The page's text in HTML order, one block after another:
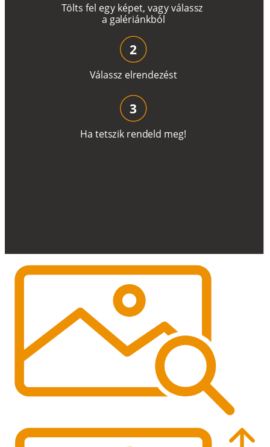
Tölts fel egy képet, vagyválassz
a galériánkból
Válassz elrendezést
2
Ha tetszik rendeld meg!
3